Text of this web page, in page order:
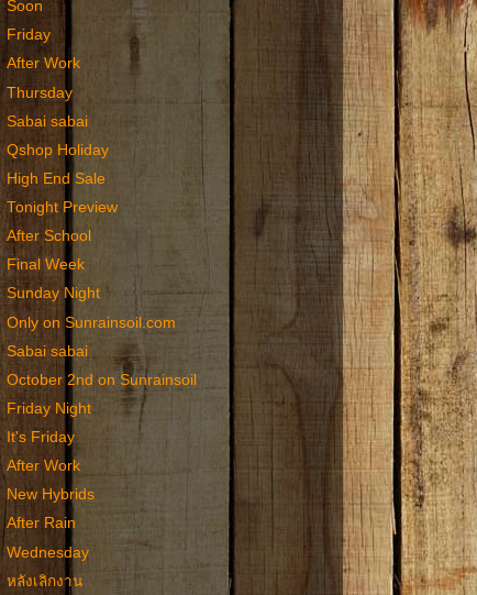
Soon
Friday
After Work
Thursday
Sabai sabai
Qshop Holiday
High End Sale
Tonight Preview
After School
Final Week
Sunday Night
Only on Sunrainsoil.com
Sabai sabai
October 2nd on Sunrainsoil
Friday Night
It's Friday
After Work
New Hybrids
After Rain
Wednesday
หลังเลิกงาน